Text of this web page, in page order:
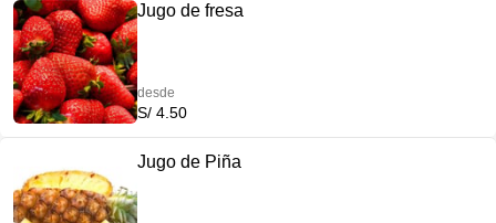
Jugo de fresa
desde
S/ 4.50
Jugo de Piña